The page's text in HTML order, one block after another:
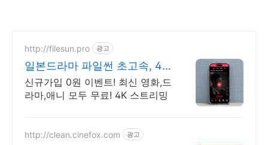
http://filesun.pro 광고
일본드라마 파일썬 초고속, 4K
실시간 보기!
신규가입 0원 이벤트! 최신 영화,드
라마,애니 모두 무료! 4K 스트리밍
http://clean.cinefox.com 광고